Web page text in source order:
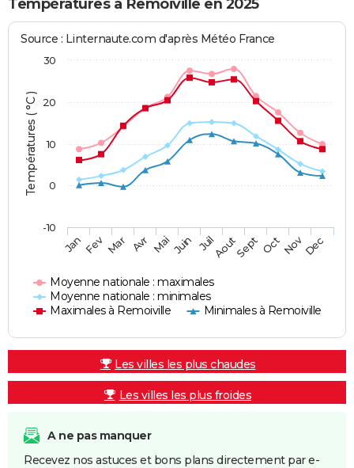
Températures à Remoiville en 2025
Températures ( °C )
Source : Linternaute.com d'après Météo France
Moyenne nationale : maximales
Moyenne nationale : minimales
Maximales à Remoiville
Minimales à Remoiville
JanFev Mar Avr MaiJuin JuilAoutSept OctNovDec
-10
0
10
20
30
Les villes les plus chaudes
Les villes les plus froides
A ne pas manquer
Recevez nos astuces et bons plans directement par e-